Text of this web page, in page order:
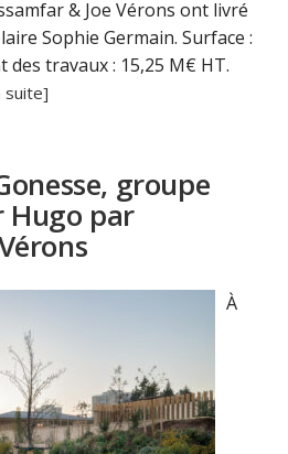
& Joe Vérons ont livré
Sophie Germain. Surface :
des travaux : 15,25 M€ HT.
suite]
groupe
Hugo par
À